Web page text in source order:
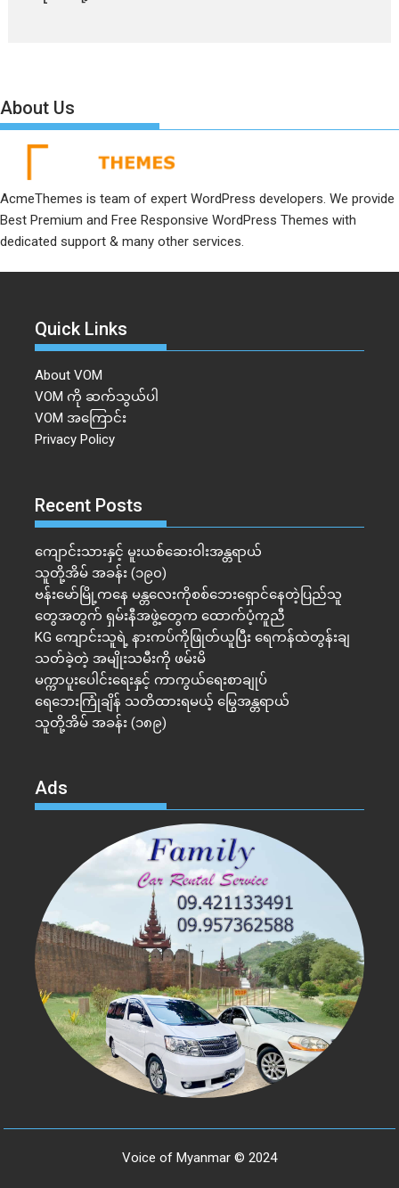
About Us
AcmeThemes is team of expert WordPress developers. We provide
Best Premium and Free Responsive WordPress Themes with
dedicated support & many other services.
Quick Links
About VOM
VOM ကို ဆက်သွယ်ပါ
VOM အကြောင်း
Privacy Policy
Recent Posts
ကျောင်းသားနှင့် မူးယစ်ဆေးဝါးအန္တရာယ်
သူတို့အိမ် အခန်း (၁၉၀)
ဗန်းမော်မြို့ကနေ မန္တလေးကိုစစ်ဘေးရှောင်နေတဲ့ပြည်သူ
တွေအတွက် ရှမ်းနီအဖွဲ့တွေက ထောက်ပံ့ကူညီ
KG ကျောင်းသူရဲ့ နားကပ်ကိုဖြုတ်ယူပြီး ရေကန်ထဲတွန်းချ
သတ်ခဲ့တဲ့ အမျိုးသမီးကို ဖမ်းမိ
မက္ကာပူးပေါင်းရေးနှင့် ကာကွယ်ရေးစာချုပ်
ရေဘေးကြုံချိန် သတိထားရမယ့် မြွေအန္တရာယ်
သူတို့အိမ် အခန်း (၁၈၉)
Ads
Voice of Myanmar © 2024